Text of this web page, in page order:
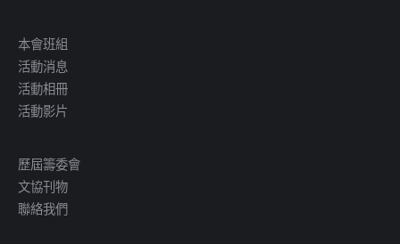
本會班組
活動消息
活動相冊
活動影片
歷屆籌委會
文協刊物
聯絡我們